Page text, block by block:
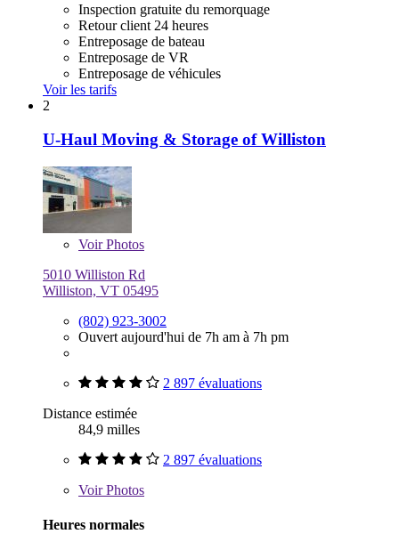
Inspection gratuite du remorquage
Retour client 24 heures
Entreposage de bateau
Entreposage de VR
Entreposage de véhicules
Voir les tarifs
2
U-Haul Moving & Storage of Williston
VoirPhotos
5010 Williston Rd
Williston, VT 05495
(802) 923-3002
Ouvert aujourd'hui de 7h am à 7h pm
2 897 évaluations
Distance estimée
84,9 milles
2 897 évaluations
VoirPhotos
Heures normales